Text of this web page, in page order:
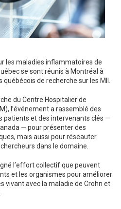
les maladies inflammatoires de
se sont réunis à Montréal à
québécois de recherche sur les MII.
du Centre Hospitalier de
l’événement a rassemblé des
patients et des intervenants clés —
— pour présenter des
mais aussi pour réseauter
dans le domaine.
l’effort collectif que peuvent
et les organismes pour améliorer
vivant avec la maladie de Crohn et